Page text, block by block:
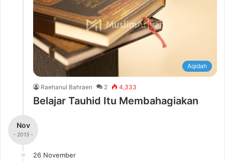
Aqidah
Raehanul Bahraen 2 4,333
Belajar Tauhid Itu Membahagiakan
Nov
- 2015 -
26 November